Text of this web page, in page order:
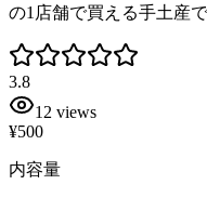
の1店舗で買える手土産で
3.8
12 views
¥500
内容量